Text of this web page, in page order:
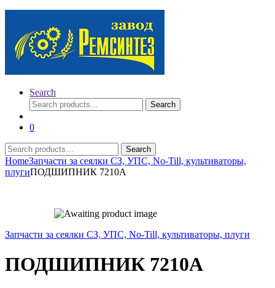
Search
Search
for:
Search
0
Search
for:
Search
HomeЗапчасти за сеялки СЗ, УПС, No-Till, культиваторы,
плугиПОДШИПНИК 7210А
Запчасти за сеялки СЗ, УПС, No-Till, культиваторы, плуги
ПОДШИПНИК 7210А